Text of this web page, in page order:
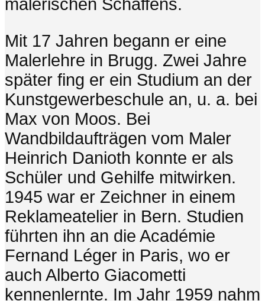
malerischen Schaffens.
Mit 17 Jahren begann er eine
Malerlehre in Brugg. Zwei Jahre
später fing er ein Studium an der
Kunstgewerbeschule an, u. a. bei
Max von Moos. Bei
Wandbildaufträgen vom Maler
Heinrich Danioth konnte er als
Schüler und Gehilfe mitwirken.
1945 war er Zeichner in einem
Reklameatelier in Bern. Studien
führten ihn an die Académie
Fernand Léger in Paris, wo er
auch Alberto Giacometti
kennenlernte. Im Jahr 1959 nahm